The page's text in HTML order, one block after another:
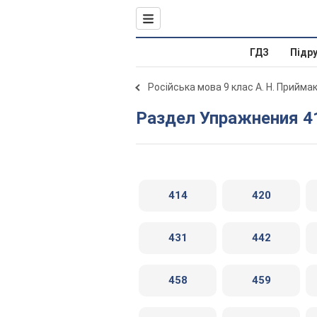
ГДЗ
Російська мова 9 клас А. Н.
Раздел Упражнения
414 420
431 442
458 459